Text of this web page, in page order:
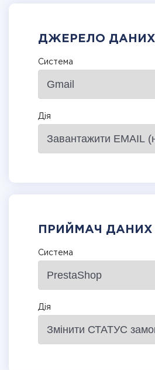
ДЖЕРЕЛО ДАНИХ
Система
Дія
ПРИЙМАЧ ДАНИХ
Система
Дія